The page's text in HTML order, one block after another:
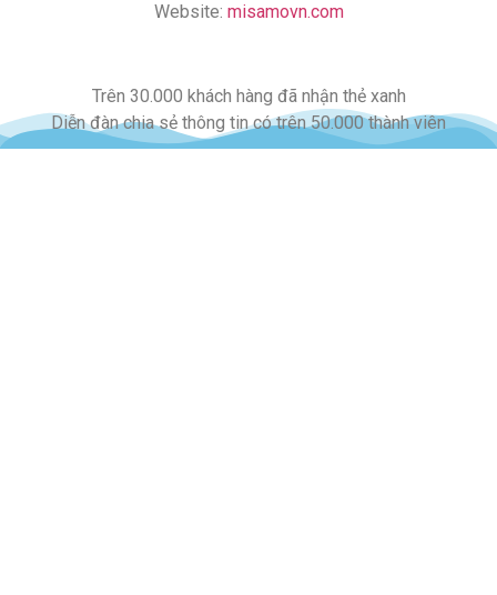
Website: misamovn.com
Trên 30.000 khách hàng đã nhận thẻ xanh
Diễn đàn chia sẻ thông tin có trên 50.000 thành viên